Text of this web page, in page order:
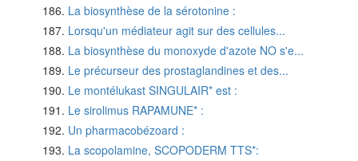
La biosynthèse de la sérotonine :
Lorsqu'un médiateur agit sur des cellules...
La biosynthèse du monoxyde d'azote NO s'e...
Le précurseur des prostaglandines et des...
Le montélukast SINGULAIR* est :
Le sirolimus RAPAMUNE* :
Un pharmacobézoard :
La scopolamine, SCOPODERM TTS*: